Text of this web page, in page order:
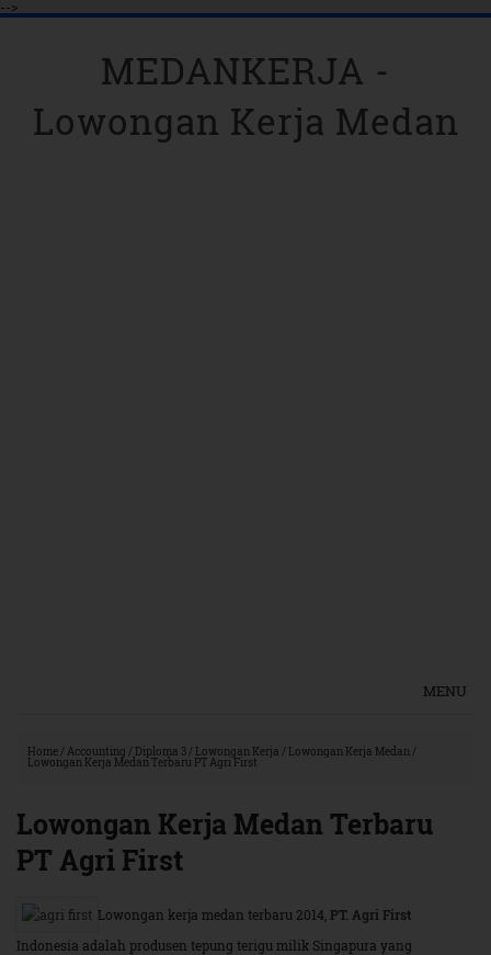
-->
MEDANKERJA -
Lowongan Kerja Medan
MENU
Home/ Accounting / Diploma 3/ Lowongan Kerja / Lowongan Kerja Medan/
Lowongan Kerja Medan Terbaru PT Agri First
Lowongan Kerja Medan Terbaru
PT Agri First
Lowongan kerja medan terbaru 2014, PT. Agri First
Indonesia adalah produsen tepung terigu milik Singapura yang